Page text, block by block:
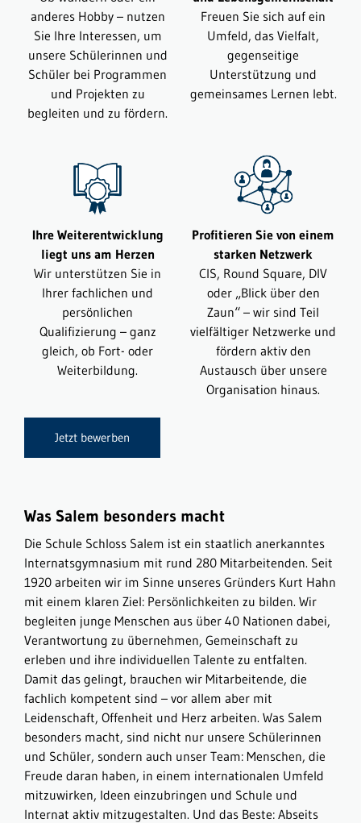
anderes Hobby – nutzen
Sie Ihre Interessen, um
unsere Schülerinnen und
Schüler bei Programmen
und Projekten zu
begleiten und zu fördern.
Freuen Sie sich auf ein
Umfeld, das Vielfalt,
gegenseitige
Unterstützung und
gemeinsames Lernen lebt.
Ihre Weiterentwicklung
liegt uns am Herzen
Wir unterstützen Sie in
Ihrer fachlichen und
persönlichen
Qualifizierung – ganz
gleich, ob Fort- oder
Weiterbildung.
Profitieren Sie von einem
starken Netzwerk
CIS, Round Square, DIV
oder „Blick über den
Zaun“ – wir sind Teil
vielfältiger Netzwerke und
fördern aktiv den
Austausch über unsere
Organisation hinaus.
Jetzt bewerben
Was Salem besonders macht
Die Schule Schloss Salem ist ein staatlich anerkanntes
Internatsgymnasium mit rund 280 Mitarbeitenden. Seit
1920 arbeiten wir im Sinne unseres Gründers Kurt Hahn
mit einem klaren Ziel: Persönlichkeiten zu bilden. Wir
begleiten junge Menschen aus über 40 Nationen dabei,
Verantwortung zu übernehmen, Gemeinschaft zu
erleben und ihre individuellen Talente zu entfalten.
Damit das gelingt, brauchen wir Mitarbeitende, die
fachlich kompetent sind – vor allem aber mit
Leidenschaft, Offenheit und Herz arbeiten. Was Salem
besonders macht, sind nicht nur unsere Schülerinnen
und Schüler, sondern auch unser Team: Menschen, die
Freude daran haben, in einem internationalen Umfeld
mitzuwirken, Ideen einzubringen und Schule und
Internat aktiv mitzugestalten. Und das Beste: Abseits